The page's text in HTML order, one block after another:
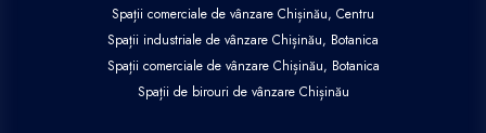
Spații comerciale de vânzare Chișinău, Centru
Spații industriale de vânzare Chișinău, Botanica
Spații comerciale de vânzare Chișinău, Botanica
Spații de birouri de vânzare Chișinău